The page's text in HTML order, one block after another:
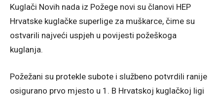
Kuglači Novih nada iz Požege novi su članovi HEP
Hrvatske kuglačke superlige za muškarce, čime su
ostvarili najveći uspjeh u povijesti požeškoga
kuglanja.
Požežani su protekle subote i službeno potvrdili ranije
osigurano prvo mjesto u 1. B Hrvatskoj kuglačkoj ligi